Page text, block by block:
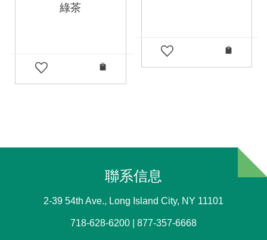
綠茶
聯系信息
2-39 54th Ave., Long Island City, NY 11101
718-628-6200 | 877-357-6668